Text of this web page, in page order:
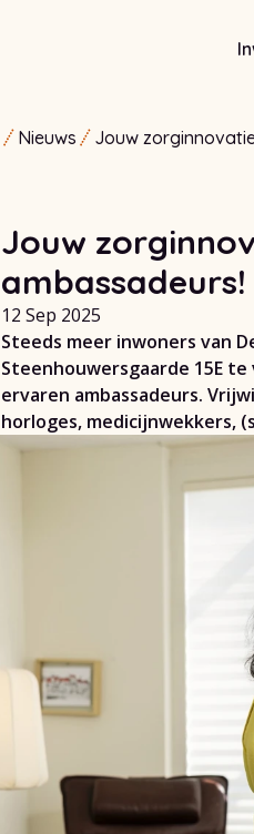
Nieuws
Jouw
Jouw
ambassadeurs!
12 Sep 2025
Steeds meer inwoners van
Steenhouwersgaarde 15E
ervaren ambassadeurs.
horloges, medicijnwekkers,